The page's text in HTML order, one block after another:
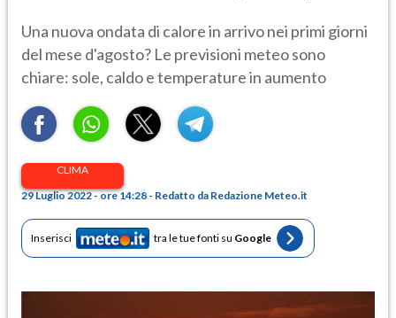
Una nuova ondata di calore in arrivo nei primi giorni
del mese d'agosto? Le previsioni meteo sono
chiare: sole, caldo e temperature in aumento
CLIMA
29 Luglio 2022 - ore 14:28 - Redatto da Redazione Meteo.it
Inserisci tra le tue fonti su Google